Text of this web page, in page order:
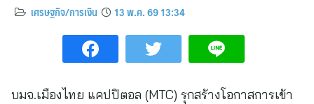
เศรษฐกิจ/การเงิน 13 พ.ค. 69 13:34
บมจ.เมืองไทย แคปปิตอล (MTC) รุกสร้างโอกาสการเข้า